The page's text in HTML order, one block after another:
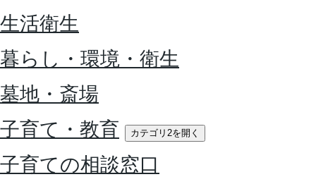
生活衛生
暮らし・環境・衛生
墓地・斎場
子育て・教育
カテゴリ2を開く
子育ての相談窓口